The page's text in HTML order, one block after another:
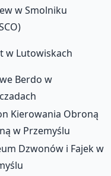
w Smolniku
w Lutowiskach
Berdo w
Kierowania Obroną
w Przemyślu
Dzwonów i Fajek w